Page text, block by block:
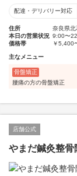
配達・デリバリー対応
住所
奈良県北
本日の営業状況 9:00〜
価格帯
￥5,400
主なメニュー
骨盤矯正
腰痛の方の骨盤矯正
店舗公式
やまだ鍼灸整骨